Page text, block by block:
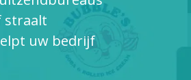
straalt
uw bedrijf